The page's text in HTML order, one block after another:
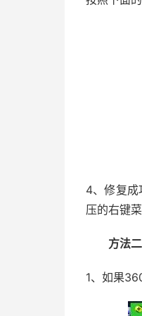
4、修复成
压的右键菜
方法二
1、如果